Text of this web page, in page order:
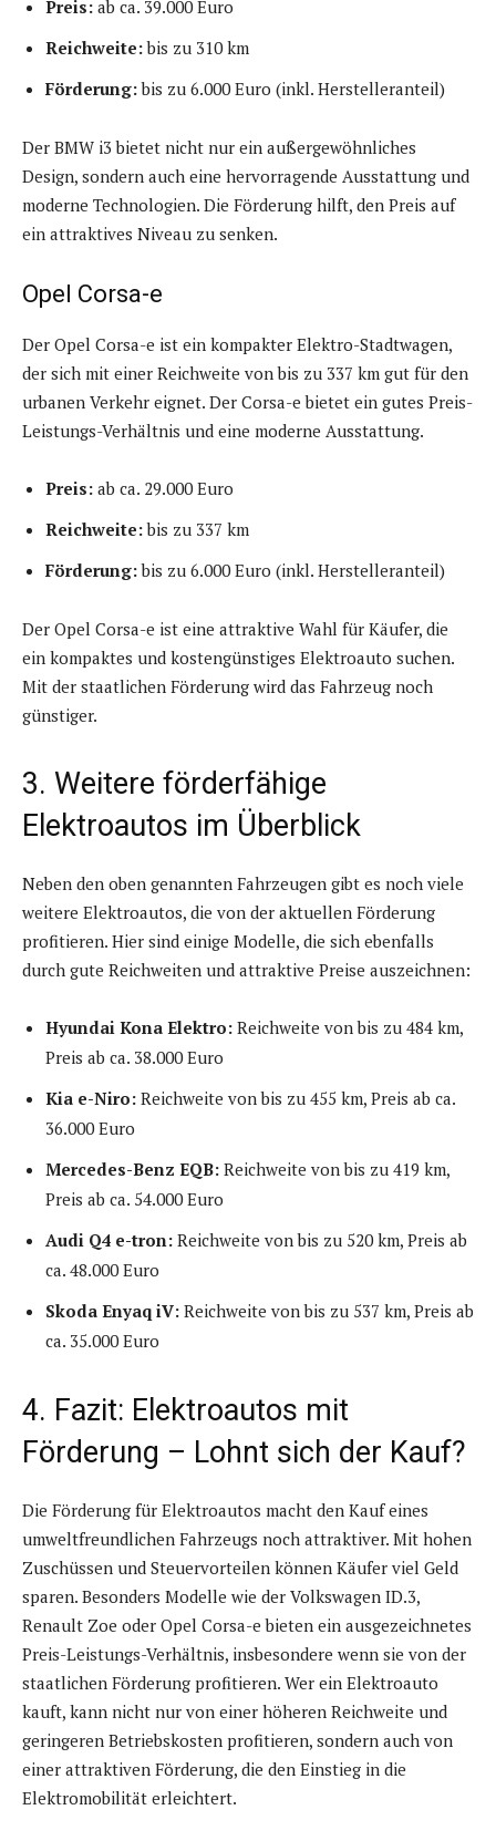
Preis: ab ca. 39.000 Euro
Reichweite:bis zu 310 km
Förderung:bis zu 6.000 Euro (inkl. Herstelleranteil)
Der BMW i3 bietet nicht nur ein außergewöhnliches
Design, sondern auch eine hervorragende Ausstattung und
moderne Technologien. Die Förderung hilft, den Preis auf
ein attraktives Niveau zu senken.
Opel Corsa-e
Der Opel Corsa-e ist ein kompakter Elektro-Stadtwagen,
der sich mit einer Reichweite von bis zu 337 km gut für den
urbanen Verkehr eignet. Der Corsa-e bietet ein gutes Preis-
Leistungs-Verhältnis und eine moderne Ausstattung.
Preis: ab ca. 29.000 Euro
Reichweite:bis zu 337 km
Förderung:bis zu 6.000 Euro (inkl. Herstelleranteil)
Der Opel Corsa-e ist eine attraktive Wahl für Käufer, die
ein kompaktes und kostengünstiges Elektroauto suchen.
Mit der staatlichen Förderung wird das Fahrzeug noch
günstiger.
3. Weitere förderfähige
Elektroautos im Überblick
Neben den oben genannten Fahrzeugen gibt es noch viele
weitere Elektroautos, die von der aktuellen Förderung
profitieren. Hier sind einige Modelle, die sich ebenfalls
durch gute Reichweiten und attraktive Preise auszeichnen:
Hyundai Kona Elektro: Reichweite von bis zu 484 km,
Preis ab ca. 38.000 Euro
Kia e-Niro: Reichweite von bis zu 455 km, Preis ab ca.
36.000 Euro
Mercedes-Benz EQB: Reichweite von bis zu 419 km,
Preis ab ca. 54.000 Euro
Audi Q4 e-tron: Reichweite von bis zu 520 km, Preis ab
ca. 48.000 Euro
Skoda Enyaq iV: Reichweite von bis zu 537 km, Preis ab
ca. 35.000 Euro
4. Fazit: Elektroautos mit
Förderung – Lohnt sich der Kauf?
Die Förderung für Elektroautos macht den Kauf eines
umweltfreundlichen Fahrzeugs noch attraktiver. Mit hohen
Zuschüssen und Steuervorteilen können Käufer viel Geld
sparen. Besonders Modelle wie der Volkswagen ID.3,
Renault Zoe oder Opel Corsa-e bieten ein ausgezeichnetes
Preis-Leistungs-Verhältnis, insbesondere wenn sie von der
staatlichen Förderung profitieren. Wer ein Elektroauto
kauft, kann nicht nur von einer höheren Reichweite und
geringeren Betriebskosten profitieren, sondern auch von
einer attraktiven Förderung, die den Einstieg in die
Elektromobilität erleichtert.